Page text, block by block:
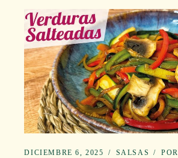
DICIEMBRE 6, 2025 SALSAS POR